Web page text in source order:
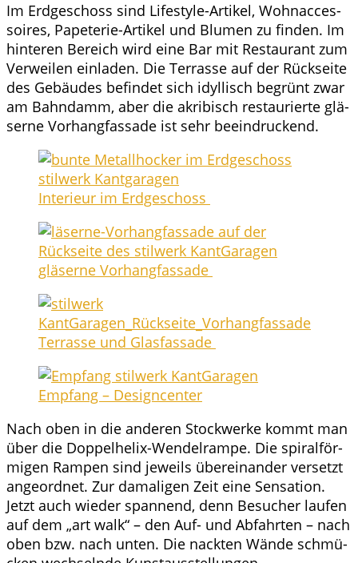
Im Erd­ge­schoss sind Life­style-Arti­kel, Wohn­ac­ces­
soires, Pape­te­rie-Arti­kel und Blu­men zu fin­den. Im
hin­te­ren Bereich wird eine Bar mit Restau­rant zum
Ver­wei­len ein­la­den. Die Ter­ras­se auf der Rück­sei­te
des Gebäu­des befin­det sich idyl­lisch begrünt zwar
am Bahn­damm, aber die akri­bisch restau­rier­te glä­
ser­ne Vor­hang­fas­sa­de ist sehr beeindruckend.
Inte­ri­eur im Erdgeschoss
glä­ser­ne Vorhangfassade
Ter­ras­se und Glasfassade
Emp­fang – Designcenter
Nach oben in die ande­ren Stock­wer­ke kommt man
über die Dop­pel­he­lix-Wen­del­ram­pe. Die spi­ral­för­
mi­gen Ram­pen sind jeweils über­ein­an­der ver­setzt
ange­ord­net. Zur dama­li­gen Zeit eine Sen­sa­ti­on.
Jetzt auch wie­der span­nend, denn Besu­cher lau­fen
auf dem „art walk“ – den Auf- und Abfahr­ten – nach
oben bzw. nach unten. Die nack­ten Wän­de schmü­